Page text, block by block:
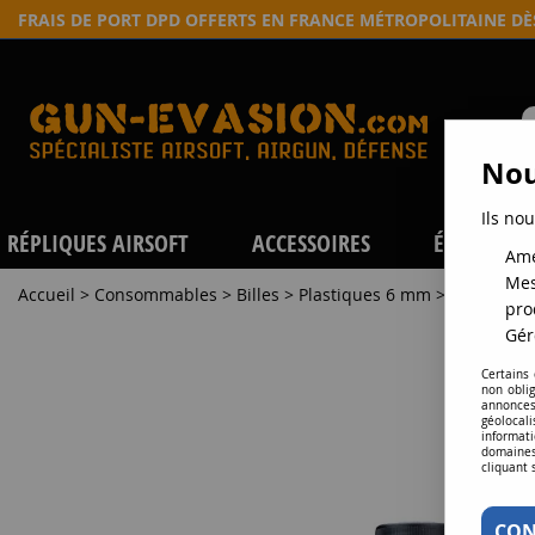
FRAIS DE PORT DPD OFFERTS EN FRANCE MÉTROPOLITAINE
RÉPLIQUES AIRSOFT ACCESSOIRES
Accueil > Consommables > Billes > Plastiques 6 mm > Billes
Ils
Certains
non
cliquant